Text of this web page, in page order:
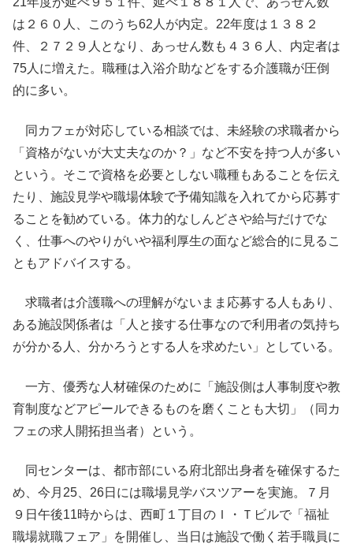
は２６０人、このうち62人が内定。22年度は１３８２
件、２７２９人となり、あっせん数も４３６人、内定者は
75人に増えた。職種は入浴介助などをする介護職が圧倒
的に多い。
同カフェが対応している相談では、未経験の求職者から
「資格がないが大丈夫なのか？」など不安を持つ人が多い
という。そこで資格を必要としない職種もあることを伝え
たり、施設見学や職場体験で予備知識を入れてから応募す
ることを勧めている。体力的なしんどさや給与だけでな
く、仕事へのやりがいや福利厚生の面など総合的に見るこ
ともアドバイスする。
求職者は介護職への理解がないまま応募する人もあり、
ある施設関係者は「人と接する仕事なので利用者の気持ち
が分かる人、分かろうとする人を求めたい」としている。
一方、優秀な人材確保のために「施設側は人事制度や教
育制度などアピールできるものを磨くことも大切」（同カ
フェの求人開拓担当者）という。
同センターは、都市部にいる府北部出身者を確保するた
め、今月25、26日には職場見学バスツアーを実施。７月
９日午後11時からは、西町１丁目のＩ・Ｔビルで「福祉
職場就職フェア」を開催し、当日は施設で働く若手職員に